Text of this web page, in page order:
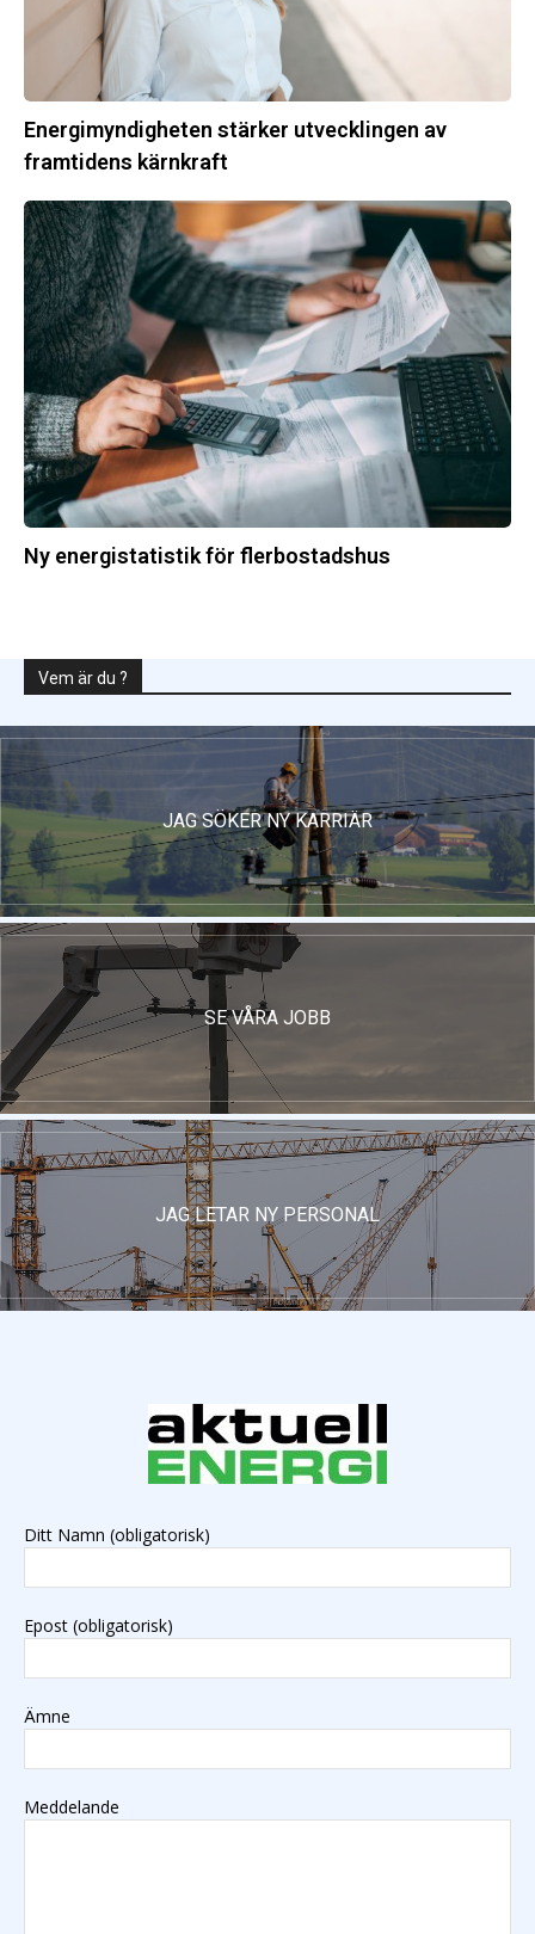
Energimyndigheten stärker utvecklingen av
framtidens kärnkraft
Ny
energistatistik
för
flerbostadshus
Ny energistatistik för flerbostadshus
Vem är du ?
JAG SÖKER NY KARRIÄR
SE VÅRA JOBB
JAG LETAR NY PERSONAL
Ditt Namn (obligatorisk)
Epost (obligatorisk)
Ämne
Meddelande